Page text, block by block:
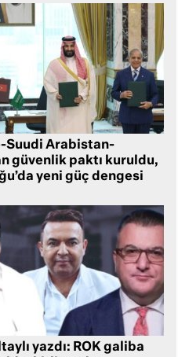
Suudi Arabistan-
güvenlik paktı kuruldu,
yeni güç dengesi
yazdı: ROK galiba